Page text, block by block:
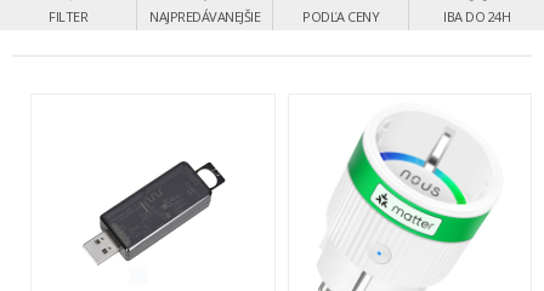
FILTER NAJPREDÁVANEJŠIE PODĽA CENY IBA DO 24H